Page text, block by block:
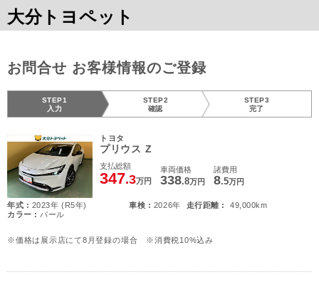
大分トヨペット
お問合せ お客様情報のご登録
STEP1
入力
STEP2
確認
STEP3
完了
トヨタ
プリウス Z
支払総額
347.3万円
車両価格
338.8万円
諸費用
8.5万円
年式 : 2023年 (R5年) 車検 : 2026年 走行距離 :
49,000km
カラー : パール
※価格は展示店にて8月登録の場合 ※消費税10%込み